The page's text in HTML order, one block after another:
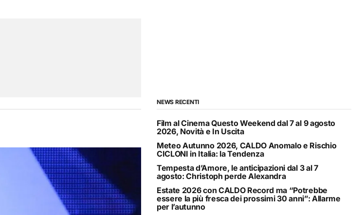
NEWS RECENTI
Film al Cinema Questo Weekend dal 7 al 9 agosto
2026, Novità e In Uscita
Meteo Autunno 2026, CALDO Anomalo e Rischio
CICLONI in Italia: la Tendenza
Tempesta d’Amore, le anticipazioni dal 3 al 7
agosto: Christoph perde Alexandra
Estate 2026 con CALDO Record ma “Potrebbe
essere la più fresca dei prossimi 30 anni”: Allarme
per l’autunno